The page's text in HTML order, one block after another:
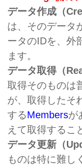
データ作成（
は、そのデータ
ータのIDを、外
ます。
データ取得（
取得そのものは
が、取得したそ
するMembersが
えて取得するこ
データ更新（
ものは特に難し